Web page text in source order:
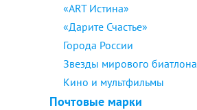
«ART Истина»
«Дарите Счастье»
Города России
Звезды мирового биатлона
Кино и мультфильмы
Почтовые марки